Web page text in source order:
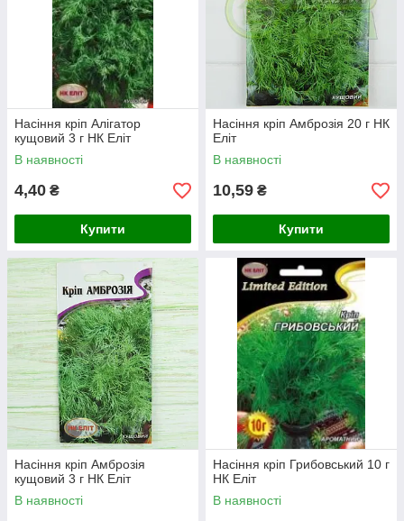
Насіння кріп Алігатор
кущовий 3 г НК Еліт
В наявності
4,40 ₴
Купити
Насіння кріп Амброзія 20 г НК
Еліт
В наявності
10,59 ₴
Купити
Насіння кріп Амброзія
кущовий 3 г НК Еліт
В наявності
Насіння кріп Грибовський 10 г
НК Еліт
В наявності